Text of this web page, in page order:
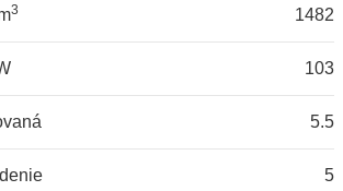
3 1482
103
5.5
5